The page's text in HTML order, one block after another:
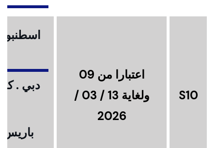
S10
اعتبارا من 09
ولغاية 13 / 03 /
2026
دبي .
باريس